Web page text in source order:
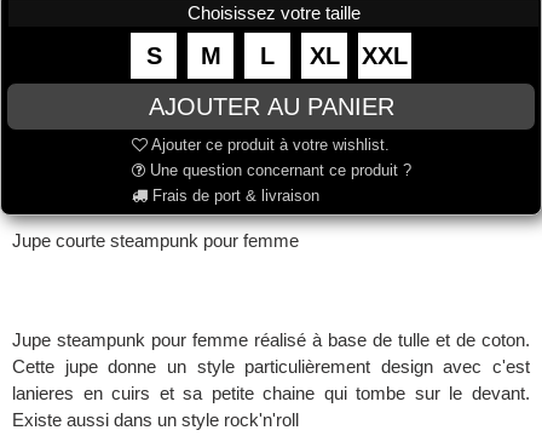
Choisissez votre taille
S M L XL XXL
Ajouter ce produit à votre wishlist.
Une question concernant ce produit ?
Frais de port & livraison
Jupe courte steampunk pour femme
Jupe steampunk pour femme réalisé à base de tulle et de coton.
Cette jupe donne un style particulièrement design avec c'est
lanieres en cuirs et sa petite chaine qui tombe sur le devant.
Existe aussi dans un style rock'n'roll